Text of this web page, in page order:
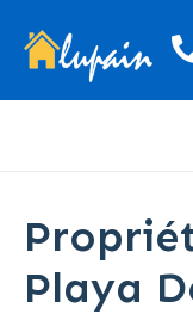
Playa